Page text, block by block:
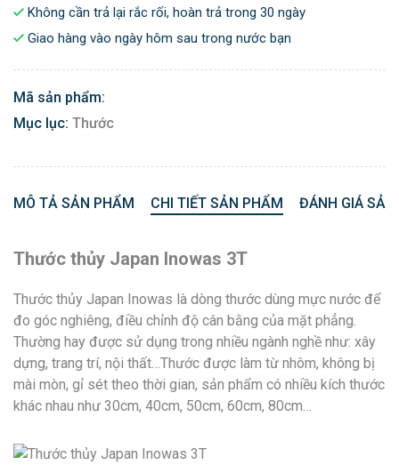
Không cần trả lại rắc rối, hoàn trả trong 30 ngày
Giao hàng vào ngày hôm sau trong nước bạn
Mã sản phẩm:
Mục lục: Thước
MÔ TẢ SẢN PHẨM CHI TIẾT SẢN PHẨM ĐÁNH GIÁ
Thước thủy Japan Inowas 3T
Thước thủy Japan Inowas là dòng thước dùng mực nước để
đo góc nghiêng, điều chỉnh độ cân bằng của mặt phẳng.
Thường hay được sử dụng trong nhiều ngành nghề như: xây
dựng, trang trí, nội thất…Thước được làm từ nhôm, không bị
mài mòn, gỉ sét theo thời gian, sản phẩm có nhiều kích thước
khác nhau như 30cm, 40cm, 50cm, 60cm, 80cm…